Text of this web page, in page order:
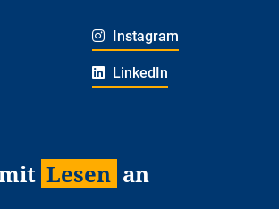
Instagram
LinkedIn
Lesen an